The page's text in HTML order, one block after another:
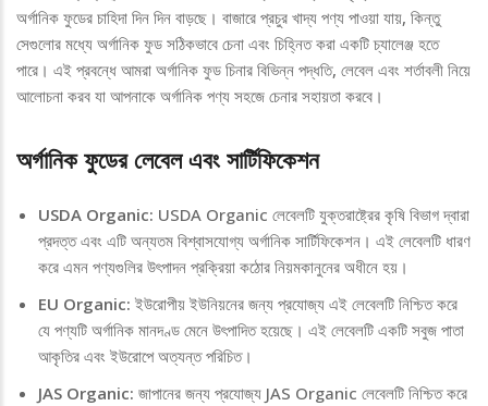
অর্গানিক ফুডের চাহিদা দিন দিন বাড়ছে। বাজারে প্রচুর খাদ্য পণ্য পাওয়া যায়, কিন্তু
সেগুলোর মধ্যে অর্গানিক ফুড সঠিকভাবে চেনা এবং চিহ্নিত করা একটি চ্যালেঞ্জ হতে
পারে। এই প্রবন্ধে আমরা অর্গানিক ফুড চিনার বিভিন্ন পদ্ধতি, লেবেল এবং শর্তাবলী নিয়ে
আলোচনা করব যা আপনাকে অর্গানিক পণ্য সহজে চেনার সহায়তা করবে।
অর্গানিক ফুডের লেবেল এবং সার্টিফিকেশন
USDA Organic: USDA Organic লেবেলটি যুক্তরাষ্ট্রের কৃষি বিভাগ দ্বারা
প্রদত্ত এবং এটি অন্যতম বিশ্বাসযোগ্য অর্গানিক সার্টিফিকেশন। এই লেবেলটি ধারণ
করে এমন পণ্যগুলির উৎপাদন প্রক্রিয়া কঠোর নিয়মকানুনের অধীনে হয়।
EU Organic: ইউরোপীয় ইউনিয়নের জন্য প্রযোজ্য এই লেবেলটি নিশ্চিত করে
যে পণ্যটি অর্গানিক মানদণ্ড মেনে উৎপাদিত হয়েছে। এই লেবেলটি একটি সবুজ পাতা
আকৃতির এবং ইউরোপে অত্যন্ত পরিচিত।
JAS Organic: জাপানের জন্য প্রযোজ্য JAS Organic লেবেলটি নিশ্চিত করে